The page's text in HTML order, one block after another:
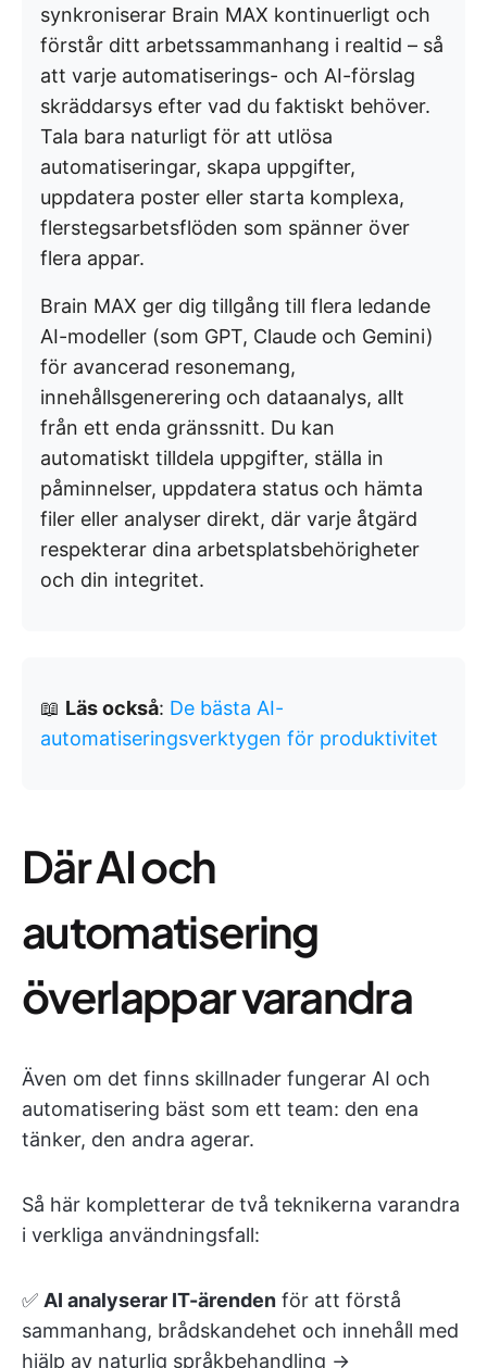
synkroniserar Brain MAX kontinuerligt och
förstår ditt arbetssammanhang i realtid – så
att varje automatiserings- och AI-förslag
skräddarsys efter vad du faktiskt behöver.
Tala bara naturligt för att utlösa
automatiseringar, skapa uppgifter,
uppdatera poster eller starta komplexa,
flerstegsarbetsflöden som spänner över
flera appar.
Brain MAX ger dig tillgång till flera ledande
AI-modeller (som GPT, Claude och Gemini)
för avancerad resonemang,
innehållsgenerering och dataanalys, allt
från ett enda gränssnitt. Du kan
automatiskt tilldela uppgifter, ställa in
påminnelser, uppdatera status och hämta
filer eller analyser direkt, där varje åtgärd
respekterar dina arbetsplatsbehörigheter
och din integritet.
📖 Läs också: De bästa AI-
automatiseringsverktygen för produktivitet
Där AI och
automatisering
överlappar varandra
Även om det finns skillnader fungerar AI och
automatisering bäst som ett team: den ena
tänker, den andra agerar.
Så här kompletterar de två teknikerna varandra
i verkliga användningsfall:
✅ AI analyserar IT-ärenden för att förstå
sammanhang, brådskandehet och innehåll med
hjälp av naturlig språkbehandling →